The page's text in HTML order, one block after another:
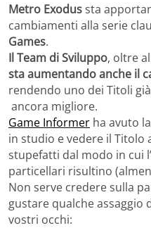
Metro Exodussta
cambiamenti alla serie
Games.
Il Team di Sviluppo, oltre
sta aumentando anche il
rendendo uno dei Titoli
ancora migliore.
Game Informer ha avuto
in studio e vedere il Titolo
stupefatti dal modo in cui
particellari risultino
Non serve credere sulla
gustare qualche
vostri occhi: